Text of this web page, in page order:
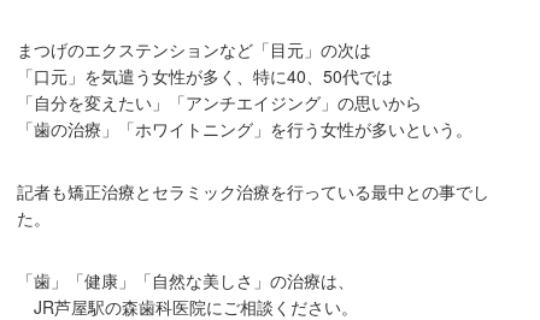
まつげのエクステンションなど「目元」の次は
「口元」を気遣う女性が多く、特に40、50代では
「自分を変えたい」「アンチエイジング」の思いから
「歯の治療」「ホワイトニング」を行う女性が多いという。
記者も矯正治療とセラミック治療を行っている最中との事でし
た。
「歯」「健康」「自然な美しさ」の治療は、
JR芦屋駅の森歯科医院にご相談ください。